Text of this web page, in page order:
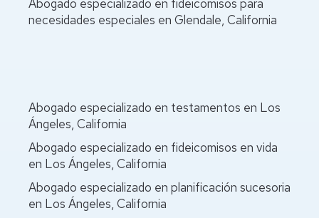
Abogado especializado en fideicomisos para
necesidades especiales en Glendale, California
Abogado especializado en testamentos en Los
Ángeles, California
Abogado especializado en fideicomisos en vida
en Los Ángeles, California
Abogado especializado en planificación sucesoria
en Los Ángeles, California